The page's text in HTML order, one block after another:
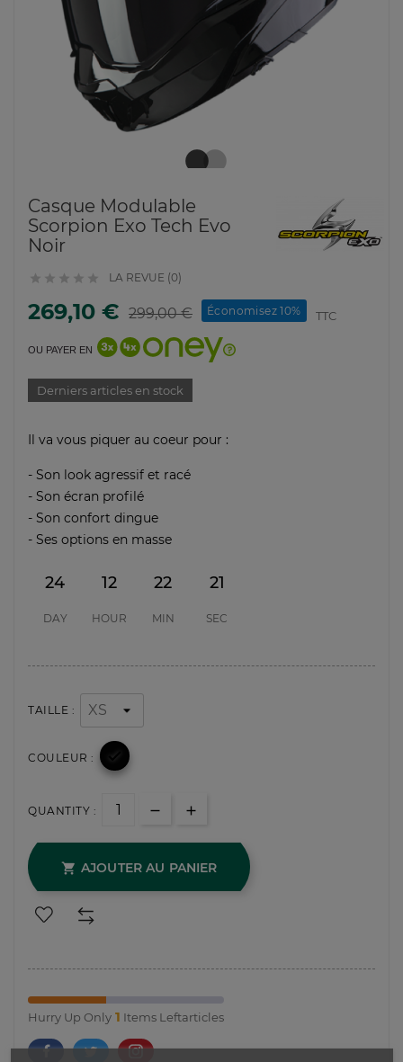
Casque Modulable
Scorpion Exo Tech Evo
Noir
     LA REVUE (0)
269,10 € 299,00 € Économisez 10% TTC
OU PAYER EN
Derniers articles en stock
Il va vous piquer au coeur pour :
- Son look agressif et racé
- Son écran profilé
- Son confort dingue
- Ses options en masse
24
DAY
12
HOUR
22
MIN
21
SEC
TAILLE :
COULEUR : 
QUANTITY :
 AJOUTER AU PANIER
Hurry Up Only 1 Items Leftarticles